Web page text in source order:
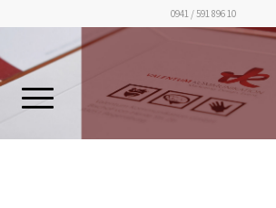
0941 / 591 896 10